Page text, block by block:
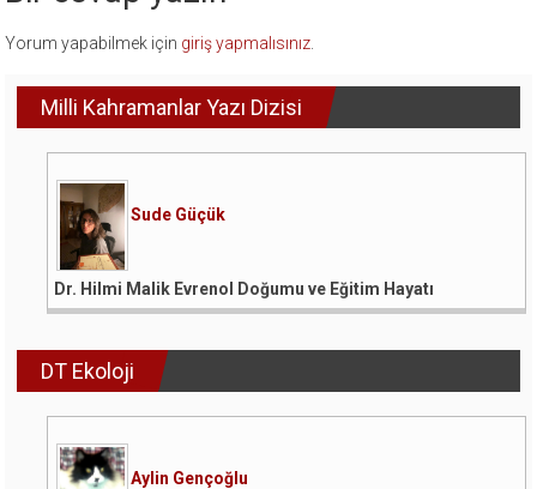
Yorum yapabilmek için giriş yapmalısınız
Milli Kahramanlar Yazı Dizisi
Sude Güçük
Dr. Hilmi Malik Evrenol Doğumu ve Eğitim Hayatı
DT Ekoloji
Aylin Gençoğlu